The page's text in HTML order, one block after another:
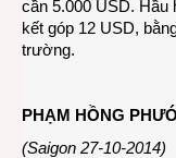
cần 5.000 USD. Hầu
kết góp 12 USD,
trường.
PHẠM HỒNG
(Saigon 27-10-2014)